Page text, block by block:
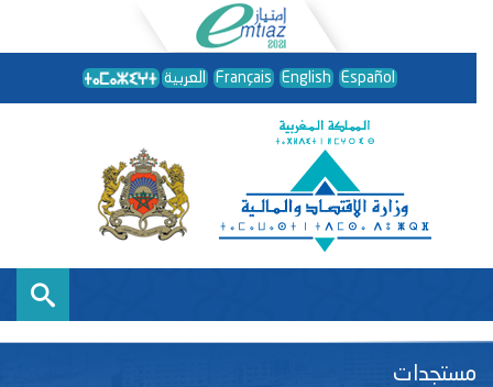
العربية Français English Español
مستجدات